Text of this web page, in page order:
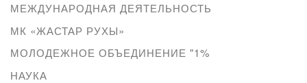
МЕЖДУНАРОДНАЯ ДЕЯТЕЛЬНОСТЬ
МК «ЖАСТАР РУХЫ»
МОЛОДЕЖНОЕ ОБЪЕДИНЕНИЕ "1%
НАУКА